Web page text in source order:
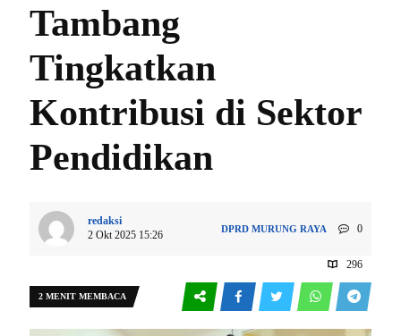
Tambang
Tingkatkan
Kontribusi di Sektor
Pendidikan
redaksi
2 Okt 2025 15:26
DPRD MURUNG RAYA 0
296
2 MENIT MEMBACA